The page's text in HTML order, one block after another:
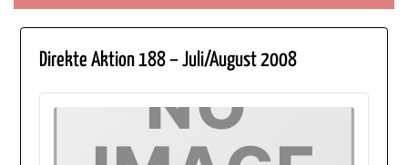
Direkte Aktion 188 – Juli/August 2008